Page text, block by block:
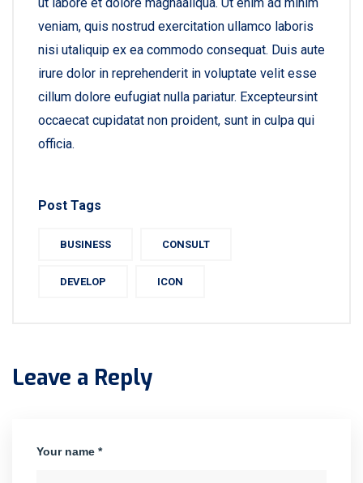
veniam, quis nostrud exercitation ullamco laboris
nisi utaliquip ex ea commodo consequat. Duis aute
irure dolor in reprehenderit in voluptate velit esse
cillum dolore eufugiat nulla pariatur. Excepteursint
occaecat cupidatat non proident, sunt in culpa qui
officia.
Post Tags
BUSINESS CONSULT
DEVELOP ICON
Leave a Reply
Your name *